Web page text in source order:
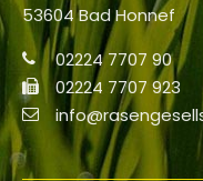
53604 Bad Honnef
02224 7707 90
02224 7707 923